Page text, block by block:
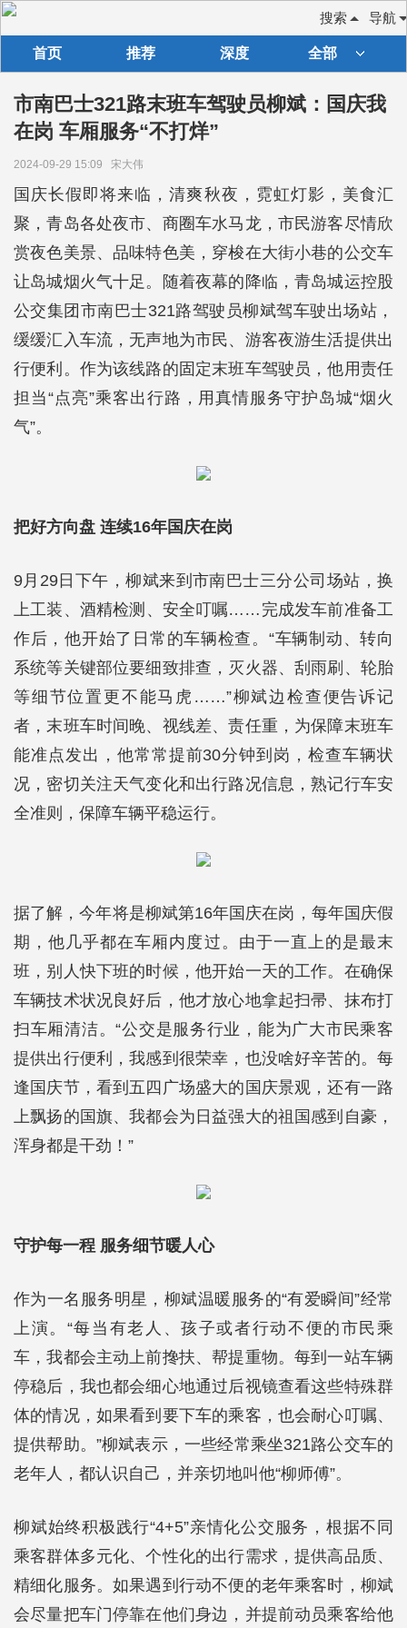
导航
搜索
首页 推荐 深度 全部
市南巴士321路末班车驾驶员柳斌：国庆我
在岗 车厢服务“不打烊”
2024-09-29 15:09 宋大伟
国庆长假即将来临，清爽秋夜，霓虹灯影，美食汇
聚，青岛各处夜市、商圈车水马龙，市民游客尽情欣
赏夜色美景、品味特色美，穿梭在大街小巷的公交车
让岛城烟火气十足。随着夜幕的降临，青岛城运控股
公交集团市南巴士321路驾驶员柳斌驾车驶出场站，
缓缓汇入车流，无声地为市民、游客夜游生活提供出
行便利。作为该线路的固定末班车驾驶员，他用责任
担当“点亮”乘客出行路，用真情服务守护岛城“烟火
气”。
把好方向盘 连续16年国庆在岗
9月29日下午，柳斌来到市南巴士三分公司场站，换
上工装、酒精检测、安全叮嘱……完成发车前准备工
作后，他开始了日常的车辆检查。“车辆制动、转向
系统等关键部位要细致排查，灭火器、刮雨刷、轮胎
等细节位置更不能马虎……”柳斌边检查便告诉记
者，末班车时间晚、视线差、责任重，为保障末班车
能准点发出，他常常提前30分钟到岗，检查车辆状
况，密切关注天气变化和出行路况信息，熟记行车安
全准则，保障车辆平稳运行。
据了解，今年将是柳斌第16年国庆在岗，每年国庆假
期，他几乎都在车厢内度过。由于一直上的是最末
班，别人快下班的时候，他开始一天的工作。在确保
车辆技术状况良好后，他才放心地拿起扫帚、抹布打
扫车厢清洁。“公交是服务行业，能为广大市民乘客
提供出行便利，我感到很荣幸，也没啥好辛苦的。每
逢国庆节，看到五四广场盛大的国庆景观，还有一路
上飘扬的国旗、我都会为日益强大的祖国感到自豪，
浑身都是干劲！”
守护每一程 服务细节暖人心
作为一名服务明星，柳斌温暖服务的“有爱瞬间”经常
上演。“每当有老人、孩子或者行动不便的市民乘
车，我都会主动上前搀扶、帮提重物。每到一站车辆
停稳后，我也都会细心地通过后视镜查看这些特殊群
体的情况，如果看到要下车的乘客，也会耐心叮嘱、
提供帮助。”柳斌表示，一些经常乘坐321路公交车的
老年人，都认识自己，并亲切地叫他“柳师傅”。
柳斌始终积极践行“4+5”亲情化公交服务，根据不同
乘客群体多元化、个性化的出行需求，提供高品质、
精细化服务。如果遇到行动不便的老年乘客时，柳斌
会尽量把车门停靠在他们身边，并提前动员乘客给他